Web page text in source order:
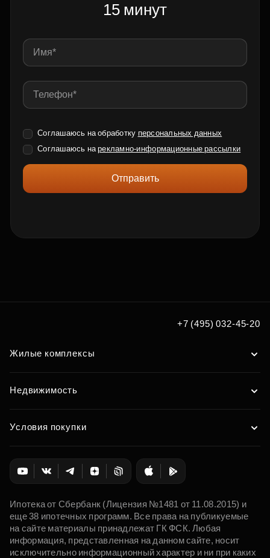
15 минут
Соглашаюсь на обработку персональных данных
Соглашаюсь нарекламно-информационные рассылки
Отправить
+7 (495) 032-45-20
Жилые комплексы
Недвижимость
Условия покупки
Ипотека от Сбербанк (Лицензия №1481 от 11.08.2015) и
еще 38 ипотечных программ. Все права на публикуемые
на сайте материалы принадлежат ГК ФСК. Любая
информация, представленная на данном сайте, носит
исключительно информационный характер и ни при каких